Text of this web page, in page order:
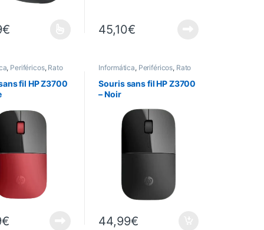
€ a plusieurs variations. Les options peuvent être choisies sur la
45,10€
, Periféricos, Rato
fil HP Z3700
€
Informática, Periféricos, Rato
Souris sans fil HP Z3700
– Noir
44,99€